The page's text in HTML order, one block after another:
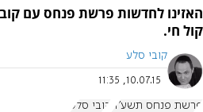
האזינו לחדשות פרשת פנחס עם
קול חי.
קובי סלע
10.07.15, 11:35
פרשת פנחס תשע"ה קובי סלע